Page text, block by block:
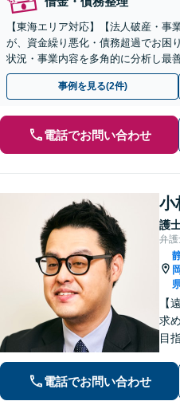
【東海エリア対応】【法人破産・
が、資金繰り悪化・債務超過でお困
状況・事業内容を多角的に分析し最
分/休日夜間相談可/WEB面談対応
事例を見る(2件)
電話でお問い合わせ
小
護
弁
岡
【
求
目
を
養
電話でお問い合わせ